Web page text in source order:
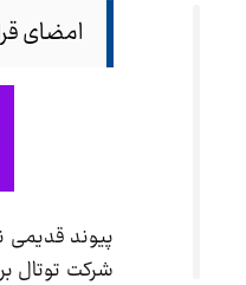
امضای قرارداد توسعه فاز ۱۱
شرکت توتال